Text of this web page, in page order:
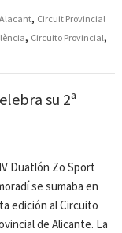
, Circuit Provincial
, Circuito Provincial,
su 2ª
Duatlón Zo Sport
se sumaba en
edición al Circuito
de Alicante. La